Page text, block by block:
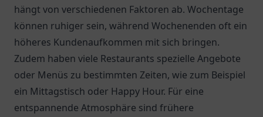
hängt von verschiedenen Faktoren ab. Wochentage
können ruhiger sein, während Wochenenden oft ein
höheres Kundenaufkommen mit sich bringen.
Zudem haben viele Restaurants spezielle Angebote
oder Menüs zu bestimmten Zeiten, wie zum Beispiel
ein Mittagstisch oder Happy Hour. Für eine
entspannende Atmosphäre sind frühere